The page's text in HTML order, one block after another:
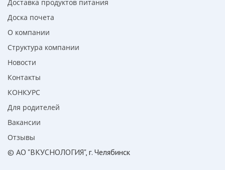
Доставка продуктов питания
Доска почета
О компании
Структура компании
Новости
Контакты
КОНКУРС
Для родителей
Вакансии
Отзывы
© АО "ВКУСНОЛОГИЯ", г. Челябинск